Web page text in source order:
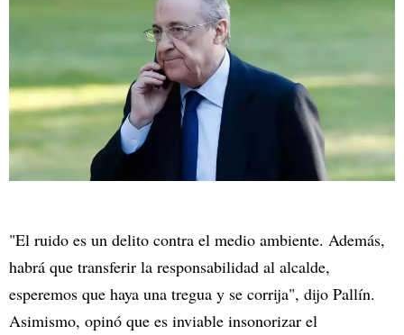
"El ruido es un delito contra el medio ambiente. Además,
habrá que transferir la responsabilidad al alcalde,
esperemos que haya una tregua y se corrija", dijo Pallín.
Asimismo, opinó que es inviable insonorizar el